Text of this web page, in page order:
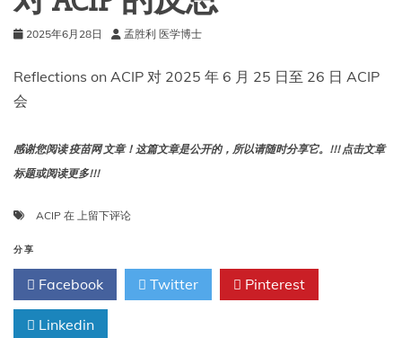
clesrovimab
流
2025年6月28日 孟胜利 医学博士
Reflections on ACIP 对 2025 年 6 月 25 日至 26 日 ACIP
会
感谢您阅读 疫苗网 文章！这篇文章是公开的，所以请随时分享它。!!! 点击文章
标题或阅读更多!!!
ACIP 在 对
反
思
上留下评论
分享
Facebook Twitter Pinterest
Linkedin